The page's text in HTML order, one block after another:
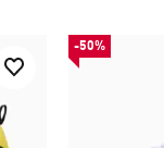
-50%